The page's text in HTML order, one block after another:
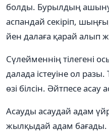
болды. Бурылдың
аспандай секіріп,
йен далаға қарай алып
Сүлейменнің тілегені
далада істеуіне ол
өзі білсін. Әйтпесе асау
Асауды асаудай адам
жылқыдай адам бағады.